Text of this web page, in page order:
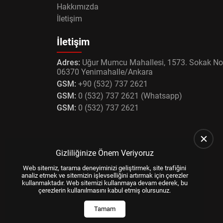
Hakkımızda
İletişim
İletişim
Adres: Uğur Mumcu Mahallesi, 1573. Sokak
06370 Yenimahalle/Ankara
GSM: +90 (532) 737 2621
GSM: 0 (532) 737 2621 (Whatsapp)
GSM: 0 (532) 737 2621
Gizliliğinize Önem Veriyoruz
Web sitemiz, tarama deneyiminizi geliştirmek, site trafiğini
analiz etmek ve sitemizin işlevselliğini artırmak için çerezler
kullanmaktadır. Web sitemizi kullanmaya devam ederek, bu
çerezlerin kullanılmasını kabul etmiş olursunuz.
Tamam